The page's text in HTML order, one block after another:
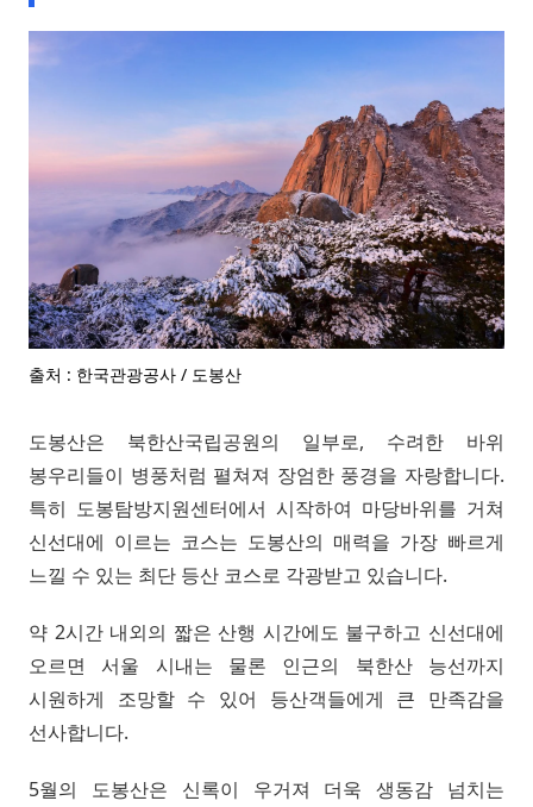
출처 : 한국관광공사 / 도봉산
도봉산은 북한산국립공원의 일부로, 수려한 바위
봉우리들이 병풍처럼 펼쳐져 장엄한 풍경을 자랑합니다.
특히 도봉탐방지원센터에서 시작하여 마당바위를 거쳐
신선대에 이르는 코스는 도봉산의 매력을 가장 빠르게
느낄 수 있는 최단 등산 코스로 각광받고 있습니다.
약 2시간 내외의 짧은 산행 시간에도 불구하고 신선대에
오르면 서울 시내는 물론 인근의 북한산 능선까지
시원하게 조망할 수 있어 등산객들에게 큰 만족감을
선사합니다.
5월의 도봉산은 신록이 우거져 더욱 생동감 넘치는